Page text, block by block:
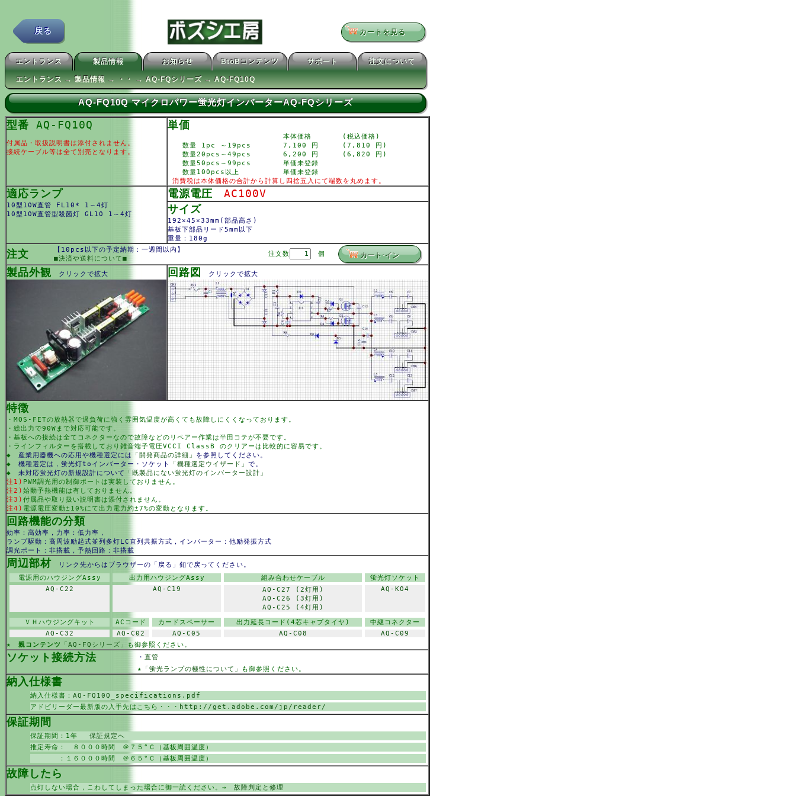
戻る カートを見る
エントランス 製品情報 お知らせ BtoBコンテンツ サポート 注文について
エントランス → 製品情報 → ・・ → AQ-FQシリーズ → AQ-FQ10Q
AQ-FQ10Q マイクロパワー蛍光灯インバーターAQ-FQシリーズ
型番 AQ-FQ10Q
付属品・取扱説明書は添付されません。
接続ケーブル等は全て別売となります。
単価
本体価格
(税込価格)
数量 1pc ～19pcs
7,100 円
(7,810 円)
数量20pcs～49pcs
6,200 円
(6,820 円)
数量50pcs～99pcs
単価未登録
数量100pcs以上
単価未登録
消費税は本体価格の合計から計算し四捨五入にて端数を丸めます。
適応ランプ
10型10W直管 FL10* 1～4灯
10型10W直管型殺菌灯 GL10 1～4灯
電源電圧 AC100V
サイズ
192×45×33mm(部品高さ)
基板下部品リード5mm以下
重量：180g
注文
【10pcs以下の予定納期：一週間以内】
■決済や送料について■
注文数 個 カート･イン
製品外観 クリックで拡大 回路図 クリックで拡大
特徴
・MOS-FETの放熱器で過負荷に強く雰囲気温度が高くても故障しにくくなっております。
・総出力で90Wまで対応可能です。
・基板への接続は全てコネクターなので故障などのリペアー作業は半田コテが不要です。
・ラインフィルターを搭載しており雑音端子電圧VCCI ClassB のクリアーは比較的に容易です。
◆ 産業用器機への応用や機種選定には 「開発商品の詳細」 を参照してください。
◆ 機種選定は，蛍光灯toインバーター・ソケット 「機種選定ウイザード」 で。
◆ 未対応蛍光灯の新規設計について
「既製品にない蛍光灯のインバーター設計」
注1) PWM調光用の制御ポートは実装しておりません。
注2) 始動予熱機能は有しておりません。
注3) 付属品や取り扱い説明書は添付されません。
注4) 電源電圧変動±10%にて出力電力約±7%の変動となります。
回路機能の分類
効率：高効率，力率：低力率，
ランプ駆動：高周波励起式並列多灯LC直列共振方式，インバーター：他励発振方式
調光ポート：非搭載，予熱回路：非搭載
周辺部材 リンク先からはブラウザーの「戻る」釦で戻ってください。
電源用のハウジングAssy
出力用ハウジングAssy 組み合わせケーブル
蛍光灯ソケット
AQ-C22
AQ-C19
AQ-C27 (2灯用)
AQ-C26 (3灯用)
AQ-C25 (4灯用)
AQ-K04
ＶＨハウジングキット ACコード カードスペーサー 出力延長コード(4芯キャプタイヤ)
中継コネクター
AQ-C32
AQ-C02 AQ-C05 AQ-C08
AQ-C09
★ 親コンテンツ 「AQ-FQシリーズ」 も御参照ください。
ソケット接続方法 ・ 直管
★
「蛍光ランプの極性について」 も御参照ください。
納入仕様書
納入仕様書： AQ-FQ10Q_specifications.pdf
アドビリーダー最新版の入手先はこちら・・・ http://get.adobe.com/jp/reader/
保証期間
保証期間：1年
保証規定へ
推定寿命： ８０００時間 ＠７５°Ｃ（基板周囲温度）
：１６０００時間 ＠６５°Ｃ（基板周囲温度）
故障したら
点灯しない場合，こわしてしまった場合に御一読ください。→ 故障判定と修理